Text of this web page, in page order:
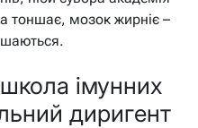
тоншає, мозок жирніє –
імунних
диригент